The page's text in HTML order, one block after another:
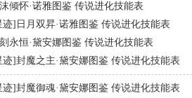
倾怀·诺雅图鉴 传说进化技能表
]日月双昇·诺雅图鉴 传说进化技能表
永恒·黛安娜图鉴 传说进化技能表
]封魔之主·黛安娜图鉴 传说进化技能表
]封魔御魂·黛安娜图鉴 传说进化技能表